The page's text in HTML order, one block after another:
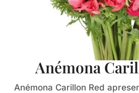
Anémona
Anémona Carillon Red